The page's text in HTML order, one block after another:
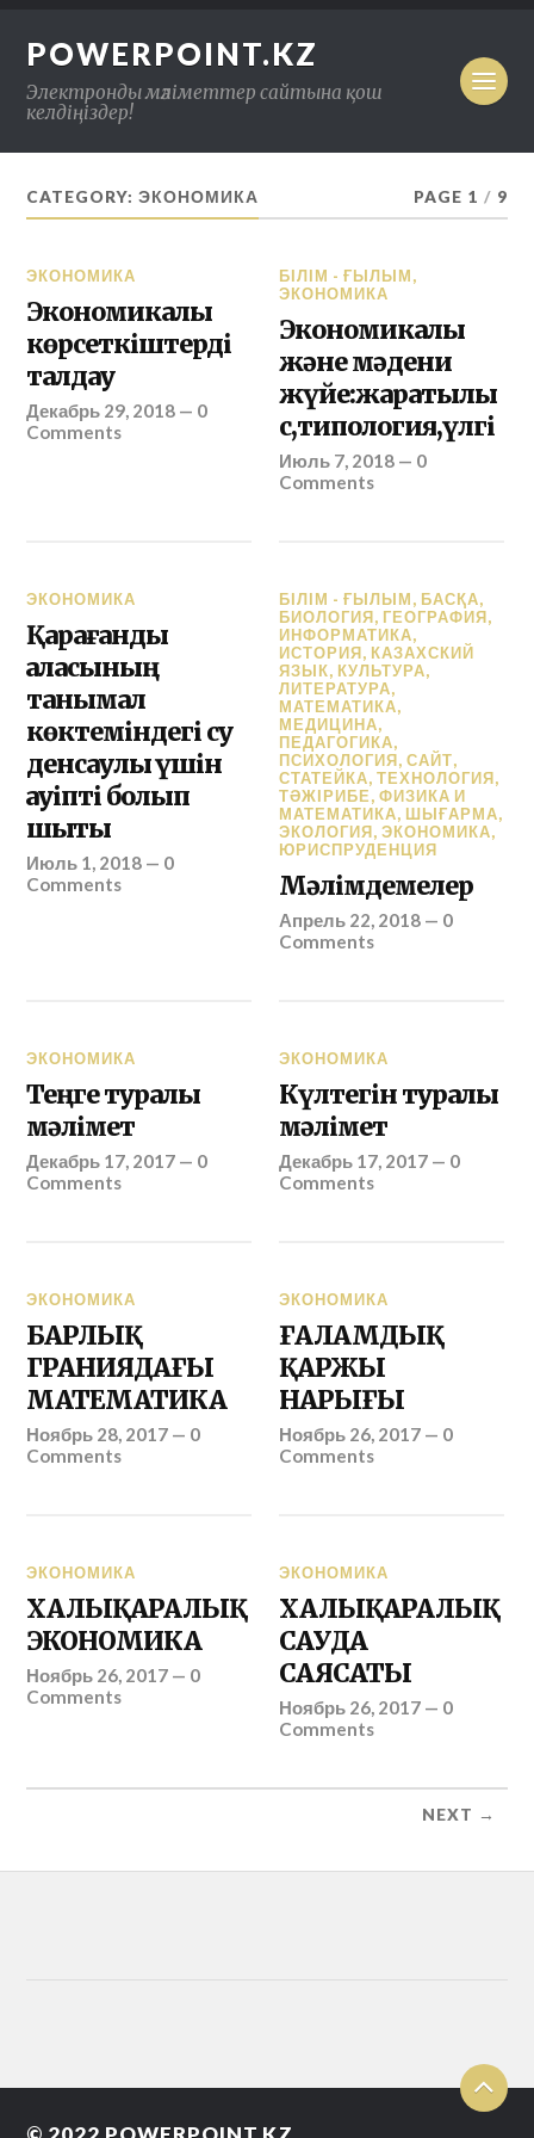
POWERPOINT.KZ
Электронды мәліметтер сайтына қош
келдіңіздер!
CATEGORY: ЭКОНОМИКА PAGE 1 / 9
ЭКОНОМИКА
Экономикалық
көрсеткіштерді
талдау
Декабрь 29, 2018 — 0
Comments
БІЛІМ - ҒЫЛЫМ,
ЭКОНОМИКА
Экономикалық
және мәдени
жүйе:жаратылы
с,типология,үлгі
Июль 7, 2018 — 0
Comments
ЭКОНОМИКА
Қарағанды
қаласының
танымал
көктеміндегі су
денсаулық үшін
қауіпті болып
шықты
Июль 1, 2018 — 0
Comments
БІЛІМ - ҒЫЛЫМ, БАСҚА,
БИОЛОГИЯ, ГЕОГРАФИЯ,
ИНФОРМАТИКА,
ИСТОРИЯ, КАЗАХСКИЙ
ЯЗЫК, КУЛЬТУРА,
ЛИТЕРАТУРА,
МАТЕМАТИКА,
МЕДИЦИНА,
ПЕДАГОГИКА,
ПСИХОЛОГИЯ,САЙТ,
СТАТЕЙКА,ТЕХНОЛОГИЯ,
ТӘЖІРИБЕ,ФИЗИКА И
МАТЕМАТИКА, ШЫҒАРМА,
ЭКОЛОГИЯ,ЭКОНОМИКА,
ЮРИСПРУДЕНЦИЯ
Мәлімдемелер
Апрель 22, 2018 — 0
Comments
ЭКОНОМИКА
Теңге туралы
мәлімет
Декабрь 17, 2017 — 0
Comments
ЭКОНОМИКА
Күлтегін туралы
мәлімет
Декабрь 17, 2017 — 0
Comments
ЭКОНОМИКА
БАРЛЫҚ
ГРАНИЯДАҒЫ
МАТЕМАТИКА
Ноябрь 28, 2017 — 0
Comments
ЭКОНОМИКА
ҒАЛАМДЫҚ
ҚАРЖЫ
НАРЫҒЫ
Ноябрь 26, 2017 — 0
Comments
ЭКОНОМИКА
ХАЛЫҚАРАЛЫҚ
ЭКОНОМИКА
Ноябрь 26, 2017 — 0
Comments
ЭКОНОМИКА
ХАЛЫҚАРАЛЫҚ
САУДА
САЯСАТЫ
Ноябрь 26, 2017 — 0
Comments
NEXT →